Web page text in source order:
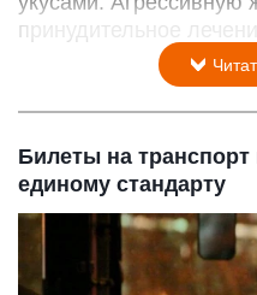
принудительное
Билеты на
единому стандарту